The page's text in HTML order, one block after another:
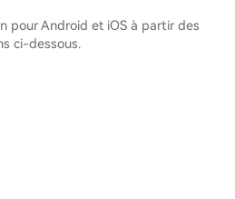
pour Android et iOS à partir des
ci-dessous.